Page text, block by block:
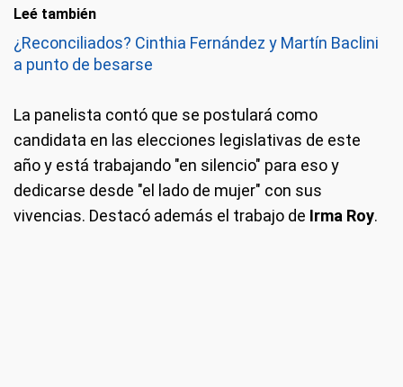
Leé también
¿Reconciliados? Cinthia Fernández y Martín Baclini
a punto de besarse
La panelista contó que se postulará como
candidata en las elecciones legislativas de este
año y está trabajando "en silencio" para eso y
dedicarse desde "el lado de mujer" con sus
vivencias. Destacó además el trabajo de Irma Roy.